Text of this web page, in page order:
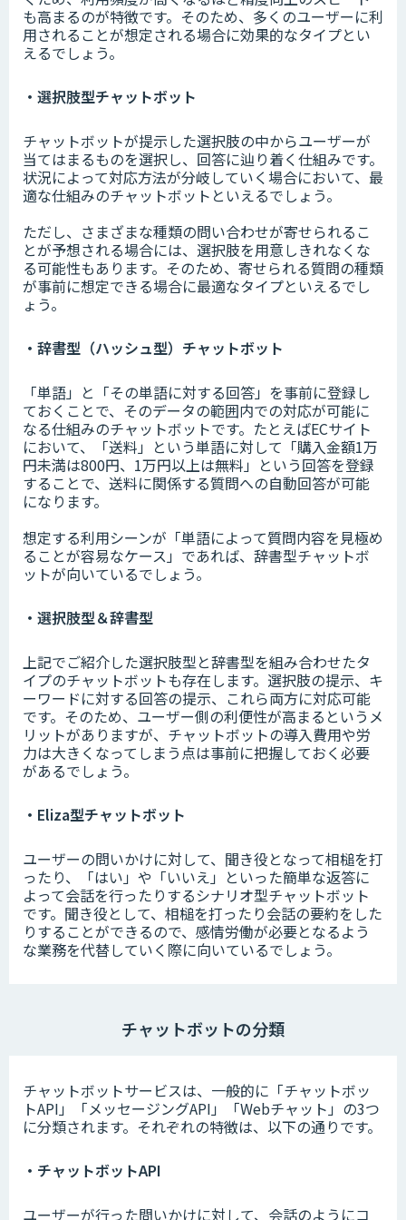
も高まるのが特徴です。そのため、多くのユーザーに利
用されることが想定される場合に効果的なタイプとい
えるでしょう。
・選択肢型チャットボット
チャットボットが提示した選択肢の中からユーザーが
当てはまるものを選択し、回答に辿り着く仕組みです。
状況によって対応方法が分岐していく場合において、最
適な仕組みのチャットボットといえるでしょう。
ただし、さまざまな種類の問い合わせが寄せられるこ
とが予想される場合には、選択肢を用意しきれなくな
る可能性もあります。そのため、寄せられる質問の種類
が事前に想定できる場合に最適なタイプといえるでし
ょう。
・辞書型（ハッシュ型）チャットボット
「単語」と「その単語に対する回答」を事前に登録し
ておくことで、そのデータの範囲内での対応が可能に
なる仕組みのチャットボットです。たとえばECサイト
において、「送料」という単語に対して「購入金額1万
円未満は800円、1万円以上は無料」という回答を登録
することで、送料に関係する質問への自動回答が可能
になります。
想定する利用シーンが「単語によって質問内容を見極め
ることが容易なケース」であれば、辞書型チャットボ
ットが向いているでしょう。
・選択肢型＆辞書型
上記でご紹介した選択肢型と辞書型を組み合わせたタ
イプのチャットボットも存在します。選択肢の提示、キ
ーワードに対する回答の提示、これら両方に対応可能
です。そのため、ユーザー側の利便性が高まるというメ
リットがありますが、チャットボットの導入費用や労
力は大きくなってしまう点は事前に把握しておく必要
があるでしょう。
・Eliza型チャットボット
ユーザーの問いかけに対して、聞き役となって相槌を打
ったり、「はい」や「いいえ」といった簡単な返答に
よって会話を行ったりするシナリオ型チャットボット
です。聞き役として、相槌を打ったり会話の要約をした
りすることができるので、感情労働が必要となるよう
な業務を代替していく際に向いているでしょう。
チャットボットの分類
チャットボットサービスは、一般的に「チャットボッ
トAPI」「メッセージングAPI」「Webチャット」の3つ
に分類されます。それぞれの特徴は、以下の通りです。
・チャットボットAPI
ユーザーが行った問いかけに対して、会話のようにコ